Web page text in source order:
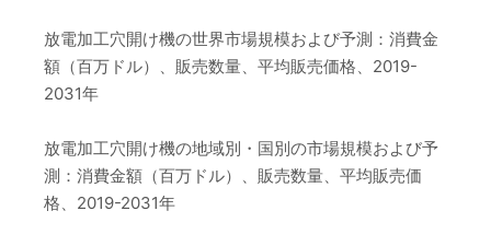
放電加工穴開け機の世界市場規模および予測：消費金
額（百万ドル）、販売数量、平均販売価格、2019-
2031年
放電加工穴開け機の地域別・国別の市場規模および予
測：消費金額（百万ドル）、販売数量、平均販売価
格、2019-2031年